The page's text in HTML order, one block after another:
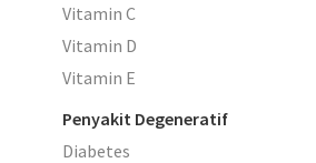
Vitamin C
Vitamin D
Vitamin E
Penyakit Degeneratif
Diabetes